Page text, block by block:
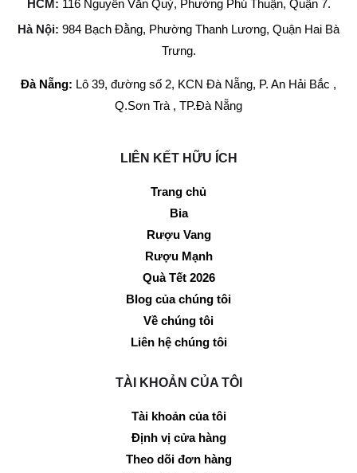
HCM: 116 Nguyễn Văn Quỳ, Phường Phú Thuận, Quận 7.
Hà Nội: 984 Bạch Đằng, Phường Thanh Lương, Quận Hai Bà
Trưng.
Đà Nẵng: Lô 39, đường số 2, KCN Đà Nẵng, P. An Hải Bắc ,
Q.Sơn Trà , TP.Đà Nẵng
LIÊN KẾT HỮU ÍCH
Trang chủ
Bia
Rượu Vang
Rượu Mạnh
Quà Tết 2026
Blog của chúng tôi
Về chúng tôi
Liên hệ chúng tôi
TÀI KHOẢN CỦA TÔI
Tài khoản của tôi
Định vị cửa hàng
Theo dõi đơn hàng